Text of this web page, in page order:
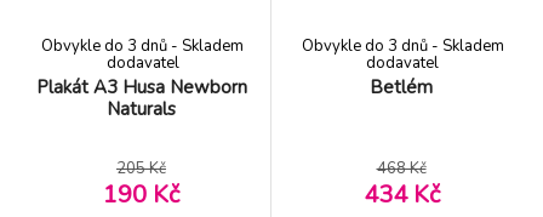
571 Kč
Plakát A3 Husa Newborn
Naturals
Obvykle do 3 dnů - Skladem
dodavatel
205 Kč
190 Kč
Betlém
Obvykle do 3 dnů - Skladem
dodavatel
468 Kč
434 Kč